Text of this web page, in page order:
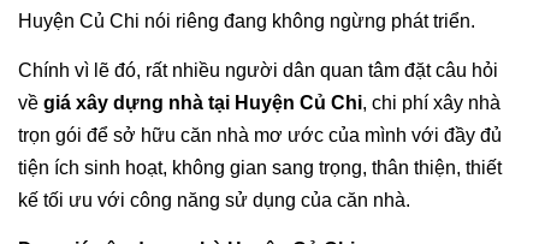
Huyện Củ Chi nói riêng đang không ngừng phát triển.
Chính vì lẽ đó, rất nhiều người dân quan tâm đặt câu hỏi
về giá xây dựng nhà tại Huyện Củ Chi, chi phí xây nhà
trọn gói để sở hữu căn nhà mơ ước của mình với đầy đủ
tiện ích sinh hoạt, không gian sang trọng, thân thiện, thiết
kế tối ưu với công năng sử dụng của căn nhà.